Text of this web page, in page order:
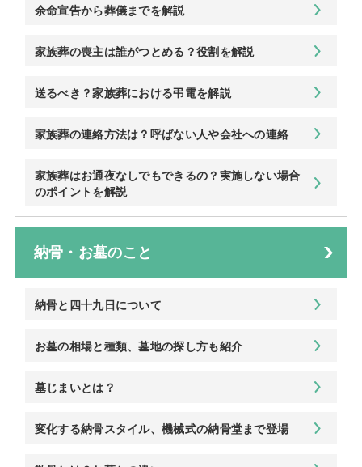
余命宣告から葬儀までを解説
家族葬の喪主は誰がつとめる？役割を解説
送るべき？家族葬における弔電を解説
家族葬の連絡方法は？呼ばない人や会社への連絡
家族葬はお通夜なしでもできるの？実施しない場合
のポイントを解説
納骨・お墓のこと
納骨と四十九日について
お墓の相場と種類、墓地の探し方も紹介
墓じまいとは？
変化する納骨スタイル、機械式の納骨堂まで登場